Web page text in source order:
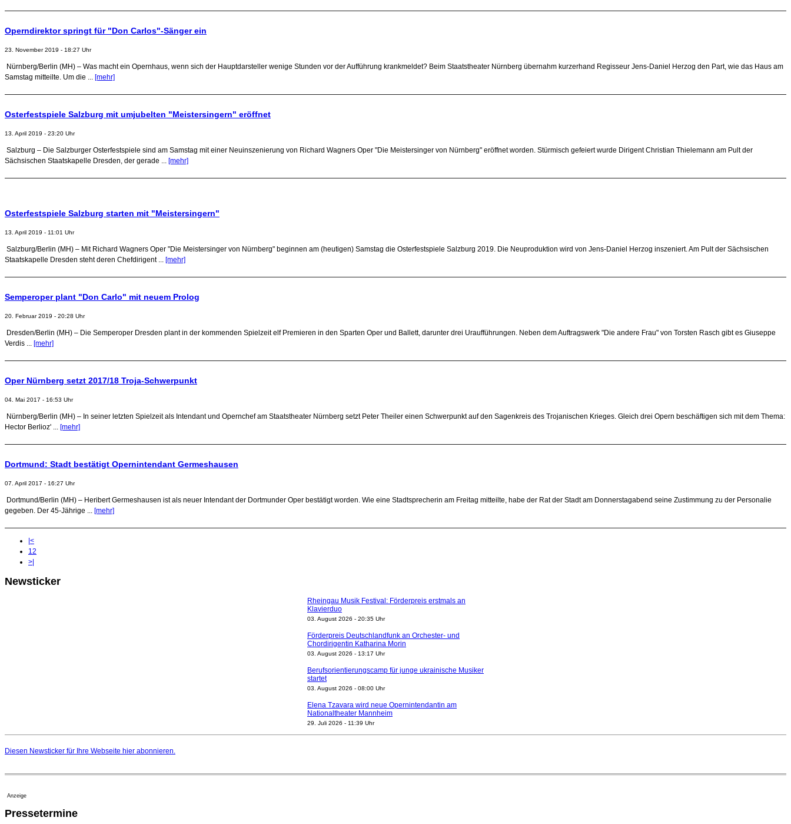
Operndirektor springt für "Don Carlos"-Sänger ein
23. November 2019 - 18:27 Uhr
Nürnberg/Berlin (MH) – Was macht ein Opernhaus, wenn sich der Hauptdarsteller wenige Stunden vor der Aufführung krankmeldet? Beim Staatstheater Nürnberg übernahm kurzerhand Regisseur Jens-Daniel Herzog den Part, wie das Haus am
Samstag mitteilte. Um die ... [mehr]
Osterfestspiele Salzburg mit umjubelten "Meistersingern" eröffnet
13. April 2019 - 23:20 Uhr
Salzburg – Die Salzburger Osterfestspiele sind am Samstag mit einer Neuinszenierung von Richard Wagners Oper "Die Meistersinger von Nürnberg" eröffnet worden. Stürmisch gefeiert wurde Dirigent Christian Thielemann am Pult der
Sächsischen Staatskapelle Dresden, der gerade ... [mehr]
Osterfestspiele Salzburg starten mit "Meistersingern"
13. April 2019 - 11:01 Uhr
Salzburg/Berlin (MH) – Mit Richard Wagners Oper "Die Meistersinger von Nürnberg" beginnen am (heutigen) Samstag die Osterfestspiele Salzburg 2019. Die Neuproduktion wird von Jens-Daniel Herzog inszeniert. Am Pult der Sächsischen
Staatskapelle Dresden steht deren Chefdirigent ... [mehr]
Semperoper plant "Don Carlo" mit neuem Prolog
20. Februar 2019 - 20:28 Uhr
Dresden/Berlin (MH) – Die Semperoper Dresden plant in der kommenden Spielzeit elf Premieren in den Sparten Oper und Ballett, darunter drei Uraufführungen. Neben dem Auftragswerk "Die andere Frau" von Torsten Rasch gibt es Giuseppe
Verdis ... [mehr]
Oper Nürnberg setzt 2017/18 Troja-Schwerpunkt
04. Mai 2017 - 16:53 Uhr
Nürnberg/Berlin (MH) – In seiner letzten Spielzeit als Intendant und Opernchef am Staatstheater Nürnberg setzt Peter Theiler einen Schwerpunkt auf den Sagenkreis des Trojanischen Krieges. Gleich drei Opern beschäftigen sich mit dem Thema:
Hector Berlioz' ... [mehr]
Dortmund: Stadt bestätigt Opernintendant Germeshausen
07. April 2017 - 16:27 Uhr
Dortmund/Berlin (MH) – Heribert Germeshausen ist als neuer Intendant der Dortmunder Oper bestätigt worden. Wie eine Stadtsprecherin am Freitag mitteilte, habe der Rat der Stadt am Donnerstagabend seine Zustimmung zu der Personalie
gegeben. Der 45-Jährige ... [mehr]
|<
1 2
>|
Newsticker
Rheingau Musik Festival: Förderpreis erstmals an
Klavierduo
03. August 2026 - 20:35 Uhr
Förderpreis Deutschlandfunk an Orchester- und
Chordirigentin Katharina Morin
03. August 2026 - 13:17 Uhr
Berufsorientierungscamp für junge ukrainische Musiker
startet
03. August 2026 - 08:00 Uhr
Elena Tzavara wird neue Opernintendantin am
Nationaltheater Mannheim
29. Juli 2026 - 11:39 Uhr
Kammerorchester Heilbronn: Chefdirigent Risto Joost
Diesen Newsticker für Ihre Webseite hier abonnieren.
Anzeige
Pressetermine